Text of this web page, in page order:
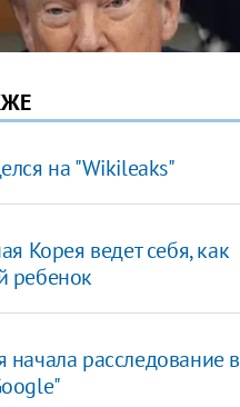
на "Wikileaks"
Корея ведет себя, как
ребенок
начала расследование в